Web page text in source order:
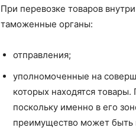
При перевозке товаров
таможенные органы:
отправления;
уполномоченные на
которых находятся
поскольку именно в его
преимущество может быть